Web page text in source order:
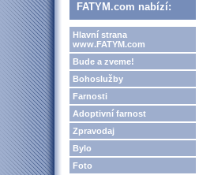
FATYM.com nabízí:
Hlavní strana
www.FATYM.com
Bude a zveme!
Bohoslužby
Farnosti
Adoptivní farnost
Zpravodaj
Bylo
Foto